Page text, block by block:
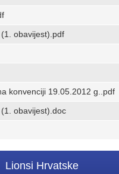
obavijest).pdf
konvenciji 19.05.2012 g..pdf
obavijest).doc
Lionsi Hrvatske